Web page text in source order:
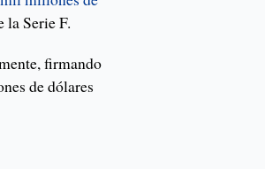
la Serie F.
firmando
de dólares